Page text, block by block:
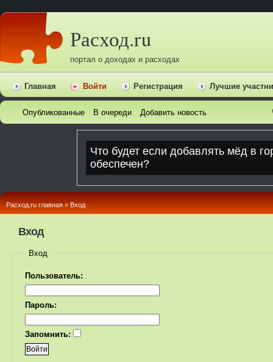
Расход.ru
портал о доходах и расходах
Главная Войти Регистрация Лучшие
Опубликованные В очереди Добавить новость
Расход.ru главная » Вход
Вход
Вход
Пользователь:
Пароль:
Запомнить: